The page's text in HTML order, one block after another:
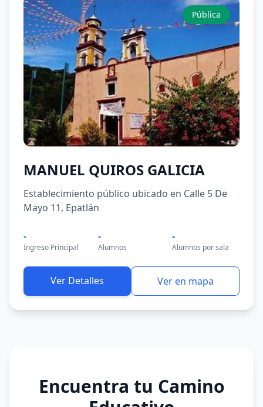
Pública
MANUEL QUIROS GALICIA
Establecimiento público ubicado en Calle 5 De
Mayo 11, Epatlán
-
Ingreso Principal
-
Alumnos
-
Alumnos por sala
Ver Detalles Ver en mapa
Encuentra tu Camino